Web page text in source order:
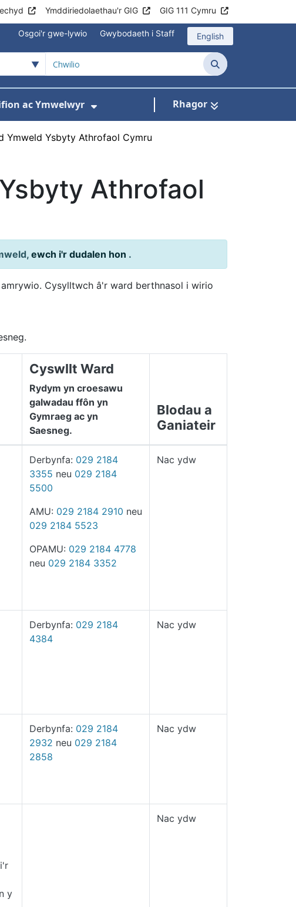
Ymddiriedolaethau'r GIG GIG 111 Cymru
Osgoi'r gwe-lywio Gwybodaeth i Staff English
Chwilio
ar gyfer Ysbytai a Chanolfannau Iechyd
ac Ymwelwyr Rhagor
Ymweld Ysbyty Athrofaol Cymru
Athrofaol
ewch i'r dudalen hon .
Cysylltwch â'r ward berthnasol i wirio
Cyswllt Ward
Rydym yn croesawu
galwadau ffôn yn
Gymraeg ac yn
Saesneg.
Blodau a
Ganiateir
Derbynfa: 029 2184
3355 neu 029 2184
5500
AMU: 029 2184 2910 neu
029 2184 5523
OPAMU: 029 2184 4778
neu 029 2184 3352
Nac ydw
Derbynfa: 029 2184
4384
Nac ydw
Derbynfa: 029 2184
2932 neu 029 2184
2858
Nac ydw
y
Nac ydw